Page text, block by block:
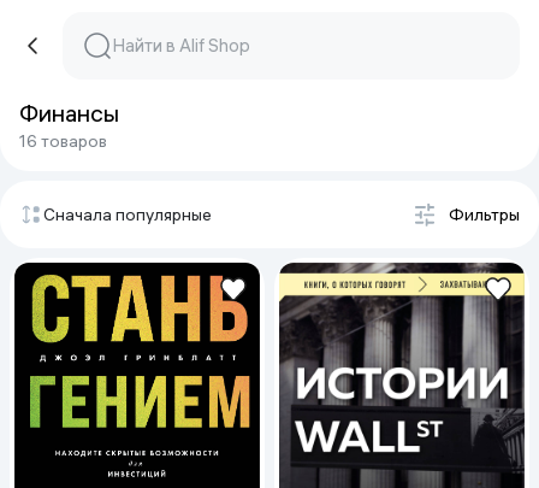
Финансы
16 товаров
Сначала популярные Фильтры